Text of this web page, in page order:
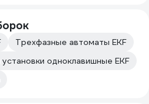
Трехфазные автоматы EKF
одноклавишные EKF